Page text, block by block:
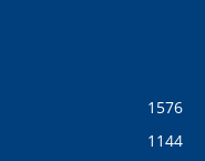
1576
1144